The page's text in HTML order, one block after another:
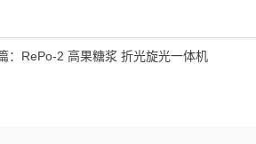
： RePo-2 高果糖浆 折光旋光一体机